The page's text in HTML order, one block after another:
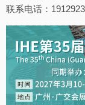
联系电话：